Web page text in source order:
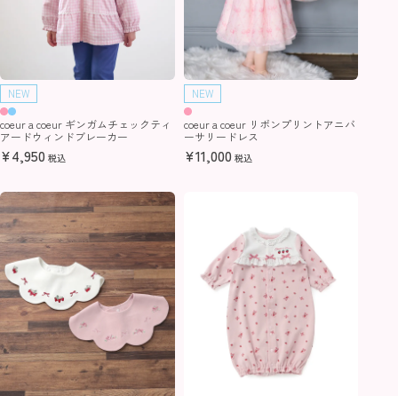
coeur a coeur ギンガムチェックティ
アードウィンドブレーカー
NEW
¥4,950 税込
coeur a coeur リボンプリントアニバ
ーサリードレス
NEW
¥11,000 税込